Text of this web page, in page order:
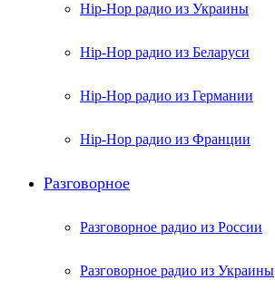
Hip-Hop радио из Украины
Hip-Hop радио из Беларуси
Hip-Hop радио из Германии
Hip-Hop радио из Франции
Разговорное
Разговорное радио из России
Разговорное радио из Украины